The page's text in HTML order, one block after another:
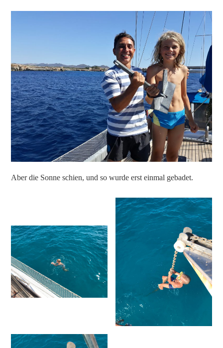
Aber die Sonne schien, und so wurde erst einmal gebadet.